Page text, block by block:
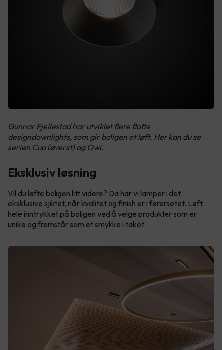
Gunnar Fjellestad har utviklet flere flotte
designdownlights, som gir boligen et løft. Her kan du se
serien Cup (øverst) og Owi.
Eksklusiv løsning
Vil du løfte boligen litt videre? Da har vi lamper i det
eksklusive sjiktet, når kvalitet og finish er i førersetet. Løft
hele inntrykket på boligen ved å velge produkter som er
unike og fremstår som et smykke i taket.